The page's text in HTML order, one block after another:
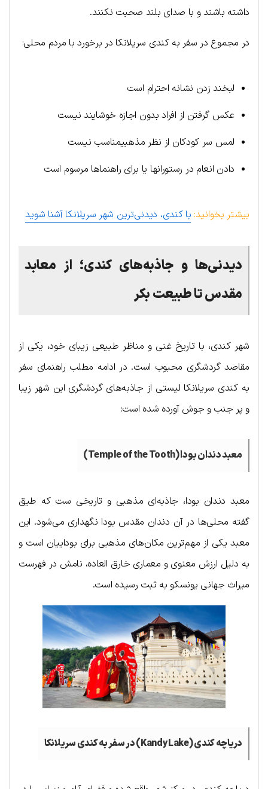
داشته باشند و با صدای بلند صحبت نکنند.
در مجموع در سفر به کندی سریلانکا در برخورد با مردم محلی:
لبخند زدن نشانه احترام است
عکس گرفتن از افراد بدون اجازه خوشایند نیست
لمس سر کودکان از نظر مذهبیمناسب نیست
دادن انعام در رستورانها یا برای راهنماها مرسوم است
بیشتر بخوانید: با کندی، دیدنی‌ترین شهر سریلانکا آشنا شوید
دیدنی‌ها و جاذبه‌های کندی؛ از معابد
مقدستاطبیعتبکر
شهر کندی، با تاریخ غنی و مناظر طبیعی زیبای خود، یکی از
مقاصد گردشگری محبوب است. در ادامه مطلب راهنمای سفر
به کندی سریلانکا لیستی از جاذبه‌های گردشگری این شهر زیبا
و پر جنب و جوش آورده شده است:
معبد دندان بودا (Temple of the Tooth
)
معبد دندان بودا، جاذبه‌ای مذهبی و تاریخی ست که طیق
گفته محلی‌ها در آن دندان مقدس بودا نگهداری می‌شود. این
معبد یکی از مهم‌ترین مکان‌های مذهبی برای بوداییان است و
به دلیل ارزش معنوی و معماری خارق العاده، نامش در فهرست
میراث جهانی یونسکو به ثبت رسیده است.
دریاچه کندی (Kandy Lake) در سفر به کندی سریلانکا